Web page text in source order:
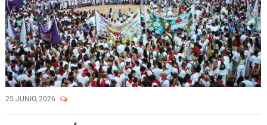
25 JUNIO, 2026